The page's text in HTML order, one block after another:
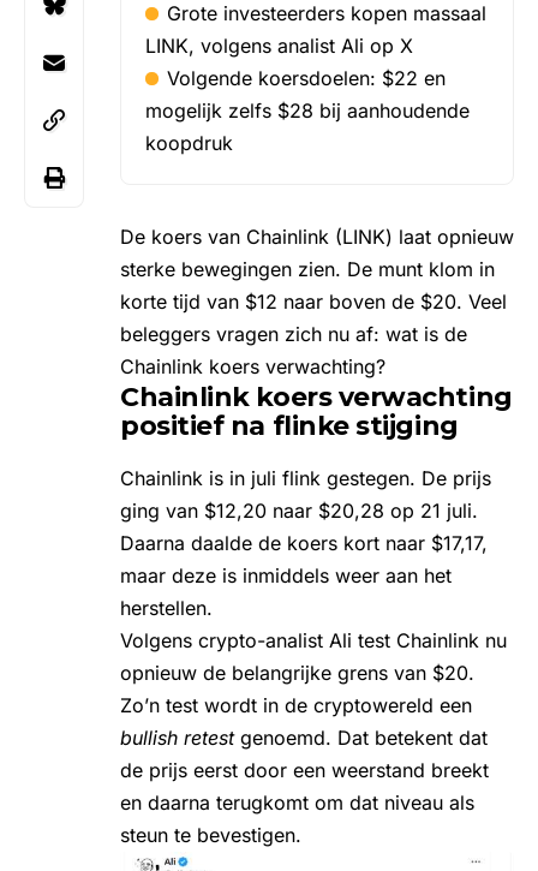
Grote investeerders kopen massaal
LINK, volgens analist Ali op X
Volgende koersdoelen: $22 en
mogelijk zelfs $28 bij aanhoudende
koopdruk
De koers van Chainlink (LINK) laat opnieuw
sterke bewegingen zien. De munt klom in
korte tijd van $12 naar boven de $20. Veel
beleggers vragen zich nu af: wat is de
Chainlink koers verwachting?
Chainlink koers verwachting
positief na flinke stijging
Chainlink is in juli flink gestegen. De prijs
ging van $12,20 naar $20,28 op 21 juli.
Daarna daalde de koers kort naar $17,17,
maar deze is inmiddels weer aan het
herstellen.
Volgens crypto-analist Ali test Chainlink nu
opnieuw de belangrijke grens van $20.
Zo’n test wordt in de cryptowereld een
bullish retestgenoemd. Dat betekent dat
de prijs eerst door een weerstand breekt
en daarna terugkomt om dat niveau als
steun te bevestigen.